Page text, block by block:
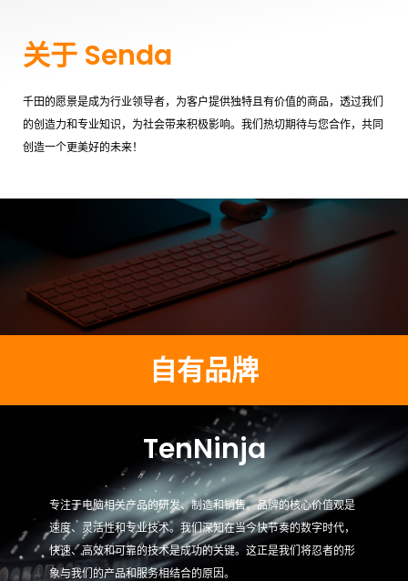
关于 Senda
千田的愿景是成为行业领导者，为客户提供独特且有价值的商品，透过我们
的创造力和专业知识，为社会带来积极影响。我们热切期待与您合作，共同
创造一个更美好的未来！
自有品牌
TenNinja
专注于电脑相关产品的研发、制造和销售。品牌的核心价值观是
速度、灵活性和专业技术。我们深知在当今快节奏的数字时代，
快速、高效和可靠的技术是成功的关键。这正是我们将忍者的形
象与我们的产品和服务相结合的原因。